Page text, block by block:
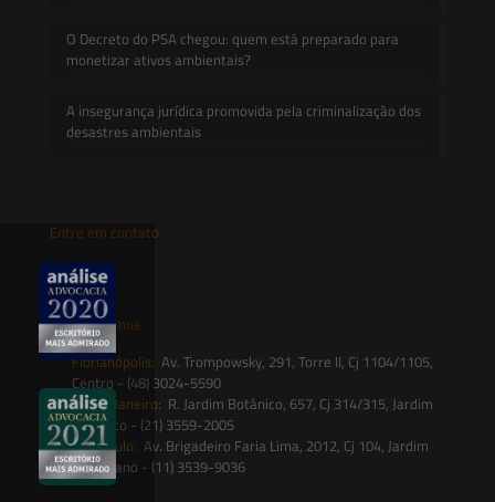
O Decreto do PSA chegou: quem está preparado para
monetizar ativos ambientais?
A insegurança jurídica promovida pela criminalização dos
desastres ambientais
Entre em contato
contato@saesadvogados.com.br
Onde estamos
Florianópolis: Av. Trompowsky, 291, Torre II, Cj 1104/1105,
Centro - (48) 3024-5590
Rio de Janeiro: R. Jardim Botânico, 657, Cj 314/315, Jardim
Botânico - (21) 3559-2005
São Paulo: Av. Brigadeiro Faria Lima, 2012, Cj 104, Jardim
Paulistano - (11) 3539-9036